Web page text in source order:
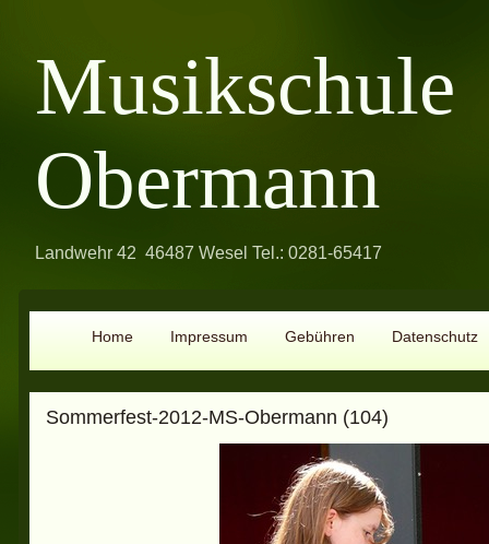
Musikschule
Obermann
Landwehr 42 46487 Wesel Tel.: 0281-65417
Home Impressum Gebühren Datenschutz
Sommerfest-2012-MS-Obermann (104)